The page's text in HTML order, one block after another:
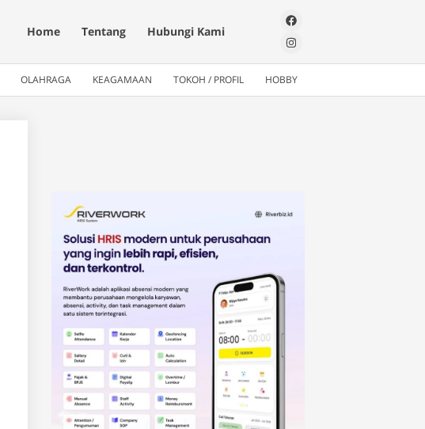
Home Tentang Hubungi Kami
OLAHRAGA KEAGAMAAN TOKOH / PROFIL HOBBY